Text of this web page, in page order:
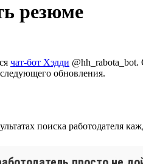
резюме
чат-бот Хэдди
обновления.
поиска работодателя